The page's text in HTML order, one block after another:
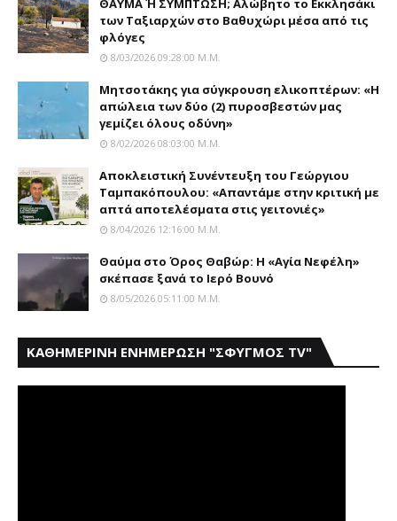
ΘΑΥΜΑ Ή ΣΥΜΠΤΩΣΗ; Aλώβητο το Eκκλησάκι
των Tαξιαρχών στο Bαθυχώρι μέσα από τις
φλόγες
8/03/2026 09:28:00 Μ.μ.
Μητσοτάκης για σύγκρουση ελικοπτέρων: «Η
απώλεια των δύο (2) πυροσβεστών μας
γεμίζει όλους οδύνη»
8/02/2026 08:03:00 Μ.μ.
Αποκλειστική Συνέντευξη του Γεώργιου
Ταμπακόπουλου: «Απαντάμε στην κριτική με
απτά αποτελέσματα στις γειτονιές»
8/04/2026 12:16:00 Μ.μ.
Θαύμα στο Όρος Θαβώρ: H «Aγία Nεφέλη»
σκέπασε ξανά το Iερό Bουνό
8/05/2026 05:11:00 Μ.μ.
ΚΑΘΗΜΕΡΙΝΗ ΕΝΗΜΕΡΩΣΗ "ΣΦΥΓΜΟΣ TV"